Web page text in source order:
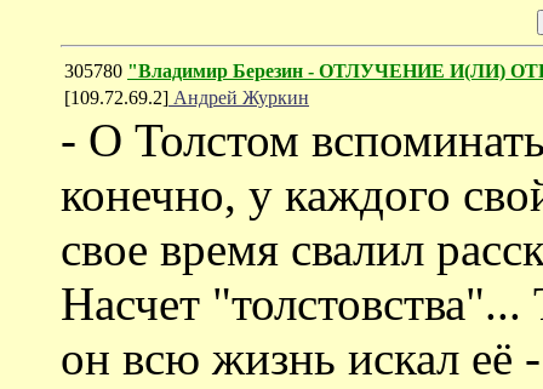
305780 "Владимир Березин - ОТЛУЧЕНИЕ И(ЛИ)
[109.72.69.2] Андрей Журкин
- О Толстом
конечно, у каждого
свое время свалил
Насчет
он всю жизнь искал её